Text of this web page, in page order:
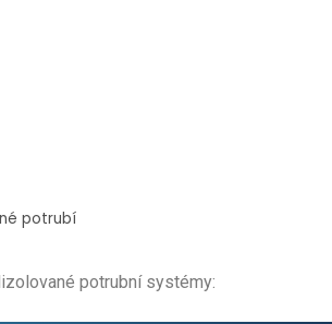
potrubí
potrubní systémy: